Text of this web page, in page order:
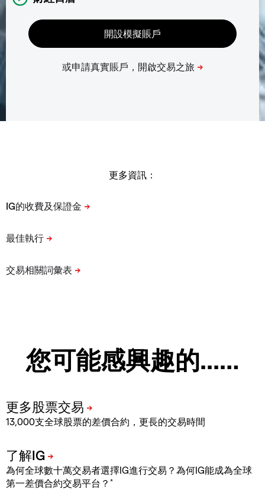
更多資訊：
您可能感興趣的...…
13,000支全球股票的差價合約，更長的交易時間
為何全球數十萬交易者選擇IG進行交易？為何IG能成為全球
第一差價合約交易平台？ *